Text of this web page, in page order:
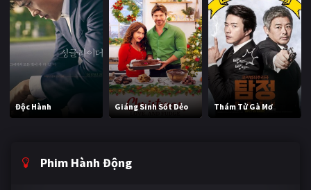
Độc Hành Giáng Sinh Sốt Dẻo Thám Tử Gà Mơ
Phim Hành Động